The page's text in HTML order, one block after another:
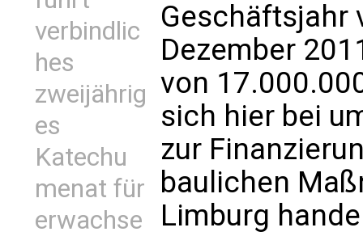
verbindlic
hes
zweijährig
es
Katechu
menat für
erwachse
Geschäftsjahr
Dezember
von
sich hier bei
zur
baulichen
Limburg